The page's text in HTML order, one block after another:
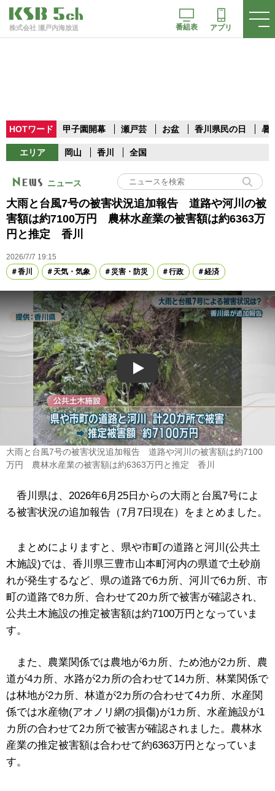
株式会社 瀬戸内海放送 番組表 アプリ
HOTワード 甲子園開幕 瀬戸芸 お盆 香川県民の日 暑
エリア 岡山 香川 全国
ニュース
大雨と台風7号の被害状況追加報告 道路や河川の被
害額は約7100万円 農林水産業の被害額は約6363万
円と推定 香川
2026/7/7 19:15
香川
天気・気象 災害・防災 行政 経済
Play
大雨と台風7号の被害状況追加報告 道路や河川の被害額は約7100
万円 農林水産業の被害額は約6363万円と推定 香川
香川県は、2026年6月25日からの大雨と台風7号によ
る被害状況の追加報告（7月7日現在）をまとめました。
まとめによりますと、県や市町の道路と河川(公共土
木施設)では、香川県三豊市山本町河内の県道で土砂崩
れが発生するなど、県の道路で6カ所、河川で6カ所、市
町の道路で8カ所、合わせて20カ所で被害が確認され、
公共土木施設の推定被害額は約7100万円となっていま
す。
また、農業関係では農地が6カ所、ため池が2カ所、農
道が4カ所、水路が2カ所の合わせて14カ所、林業関係で
は林地が2カ所、林道が2カ所の合わせて4カ所、水産関
係では水産物(アオノリ網の損傷)が1カ所、水産施設が1
カ所の合わせて2カ所で被害が確認されました。農林水
産業の推定被害額は合わせて約6363万円となっていま
す。